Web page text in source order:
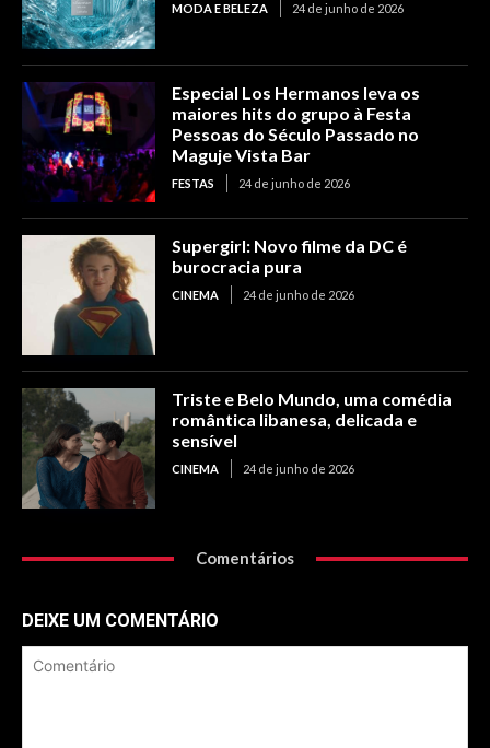
MODA E BELEZA 24 de junho de 2026
Especial Los Hermanos leva os
maiores hits do grupo à Festa
Pessoas do Século Passado no
Maguje Vista Bar
FESTAS 24 de junho de 2026
Supergirl: Novo filme da DC é
burocracia pura
CINEMA 24 de junho de 2026
Triste e Belo Mundo, uma comédia
romântica libanesa, delicada e
sensível
CINEMA 24 de junho de 2026
Comentários
DEIXE UM COMENTÁRIO